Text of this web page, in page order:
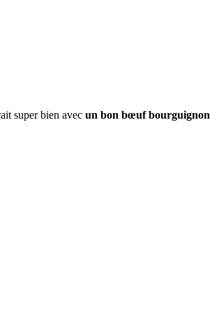
super bien avec un bon bœuf bourguignon